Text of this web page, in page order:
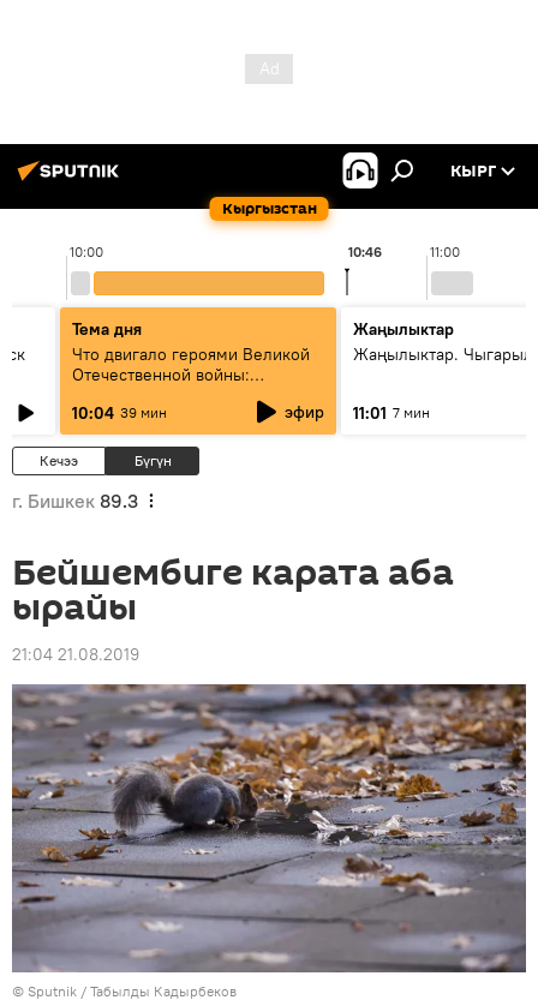
Кыргызстан
КЫРГ
10:00 11:00
10:46
Тема дня
Что двигало героями Великой
Отечественной войны:
Тулебердиева
10:04 39 мин эфир
Жаңылыктар
Жаңылыктар.
11:01 7 мин
Кечээ Бүгүн
г. Бишкек 89.3
Бейшембиге карата аба
ырайы
21:04 21.08.2019
© Sputnik / Табылды Кадырбеков